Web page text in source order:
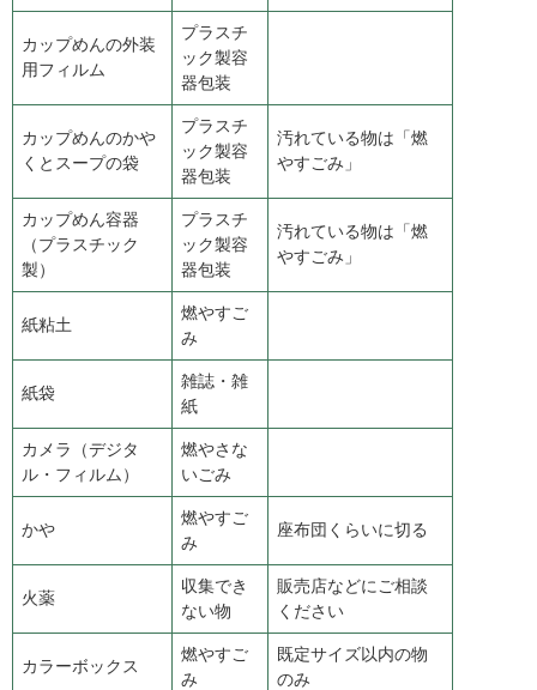
カップめんの外装
用フィルム
プラスチ
ック製容
器包装
カップめんのかや
くとスープの袋
プラスチ
ック製容
器包装
汚れている物は「燃
やすごみ」
カップめん容器
（プラスチック
製）
プラスチ
ック製容
器包装
汚れている物は「燃
やすごみ」
紙粘土
燃やすご
み
紙袋
雑誌・雑
紙
カメラ（デジタ
ル・フィルム）
燃やさな
いごみ
かや
燃やすご
み
座布団くらいに切る
火薬
収集でき
ない物
販売店などにご相談
ください
カラーボックス
燃やすご
み
既定サイズ以内の物
のみ